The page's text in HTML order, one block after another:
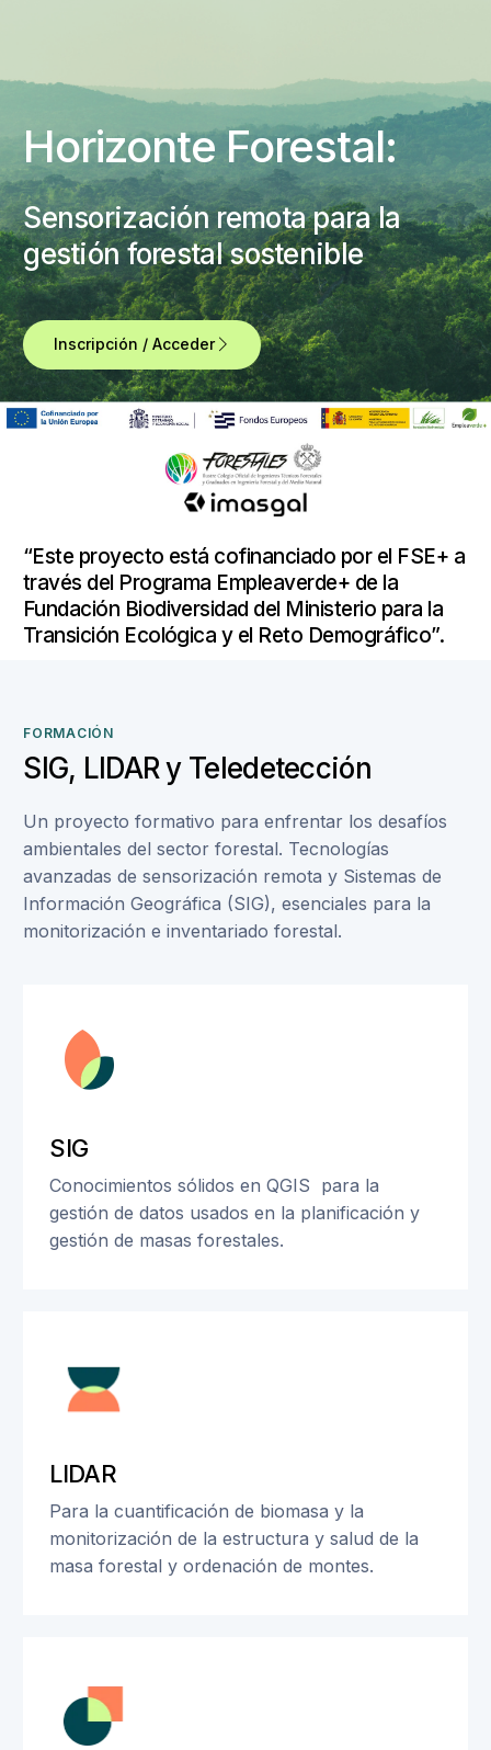
Horizonte Forestal:
Sensorización remota para la
gestión forestal sostenible
Inscripción / Acceder
“Este proyecto está cofinanciado por el FSE+ a
través del Programa Empleaverde+ de la
Fundación Biodiversidad del Ministerio para la
Transición Ecológica y el Reto Demográfico”.
FORMACIÓN
SIG, LIDAR y Teledetección
Un proyecto formativo para enfrentar los desafíos
ambientales del sector forestal. Tecnologías
avanzadas de sensorización remota y Sistemas de
Información Geográfica (SIG), esenciales para la
monitorización e inventariado forestal.
SIG
Conocimientos sólidos en QGIS para la
gestión de datos usados en la planificación y
gestión de masas forestales.
LIDAR
Para la cuantificación de biomasa y la
monitorización de la estructura y salud de la
masa forestal y ordenación de montes.